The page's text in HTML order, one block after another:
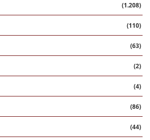
(1.208)
(110)
(63)
(2)
(4)
(86)
(44)